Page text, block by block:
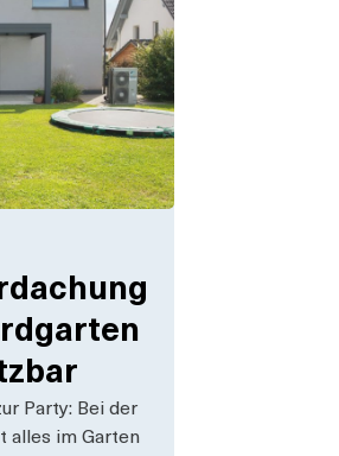
Party: Bei der
alles im Garten